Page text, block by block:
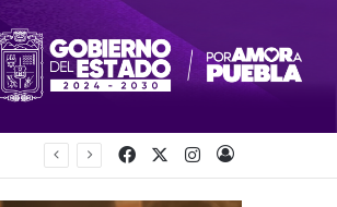
FacebookInstagram
Acceso